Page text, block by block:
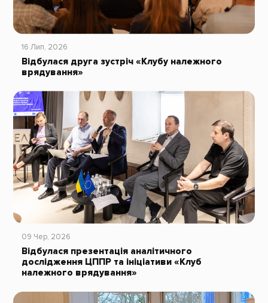
16 Лип, 2026
Відбулася друга зустріч «Клубу належного
врядування»
09 Чер, 2026
Відбулася презентація аналітичного
дослідження ЦППР та ініціативи «Клуб
належного врядування»